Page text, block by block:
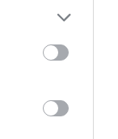
νομίζουν
να
αλλά